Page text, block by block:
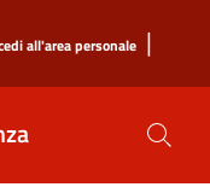
all'area personale |